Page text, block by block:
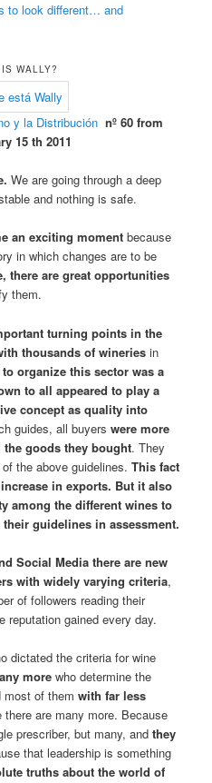
to look different… and
WALLY?
y la Distribución nº 60 from
15 th 2011
We are going through a deep
and nothing is safe.
an exciting moment because
in which changes are to be
there are great opportunities
them.
turning points in the
thousands of wineries in
organize this sector was a
to all appeared to play a
concept as quality into
guides, all buyerswere more
goods they bought. They
the above guidelines. This fact
in exports. But it also
among the different wines to
guidelines in assessment.
Social Media there are new
with widely varying criteria,
of followers reading their
reputation gained every day.
dictated the criteria for wine
more who determine the
most of them with far less
there are many more. Because
prescriber, but many, and they
that leadership is something
truths about the world of